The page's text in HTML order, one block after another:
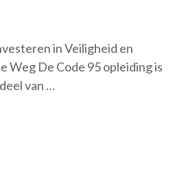
in Veiligheid en
Weg De Code 95 opleiding is
van …